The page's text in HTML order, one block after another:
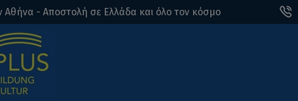
Αθήνα - Αποστολή σε Ελλάδα και όλο τον κόσμο